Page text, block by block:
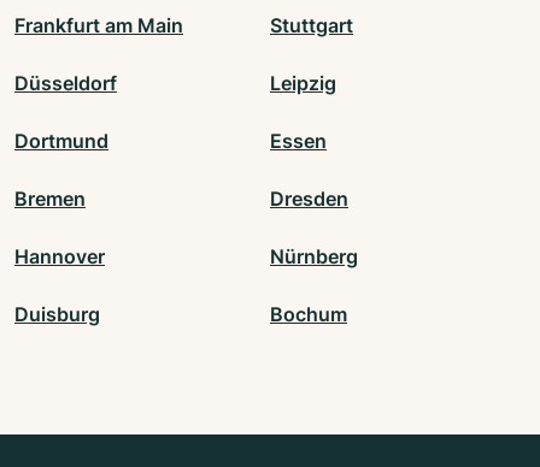
Frankfurt am Main Stuttgart
Düsseldorf Leipzig
Dortmund Essen
Bremen Dresden
Hannover Nürnberg
Duisburg Bochum